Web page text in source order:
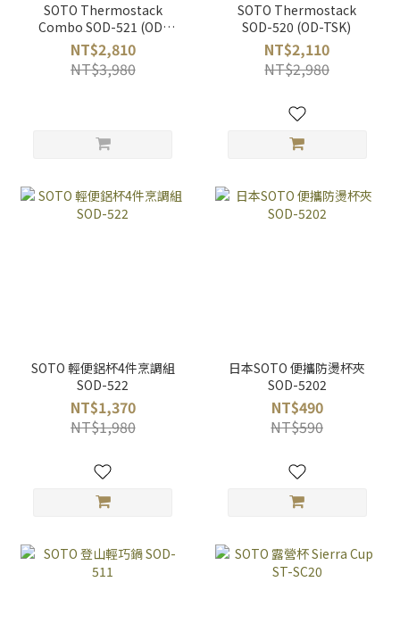
SOTO Thermostack
Combo SOD-521 (OD-
TSK-C)
NT$2,810
NT$3,980
SOTO Thermostack
SOD-520 (OD-TSK)
NT$2,110
NT$2,980
SOTO 輕便鋁杯4件烹調組
SOD-522
NT$1,370
NT$1,980
日本SOTO 便攜防燙杯夾
SOD-5202
NT$490
NT$590